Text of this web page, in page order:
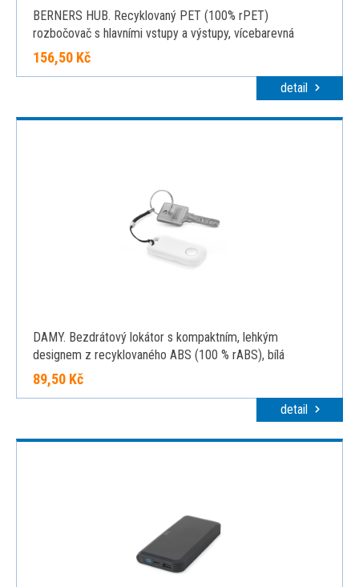
BERNERS HUB. Recyklovaný PET (100% rPET)
rozbočovač s hlavními vstupy a výstupy, vícebarevná
156,50 Kč
detail
DAMY. Bezdrátový lokátor s kompaktním, lehkým
designem z recyklovaného ABS (100 % rABS), bílá
89,50 Kč
detail